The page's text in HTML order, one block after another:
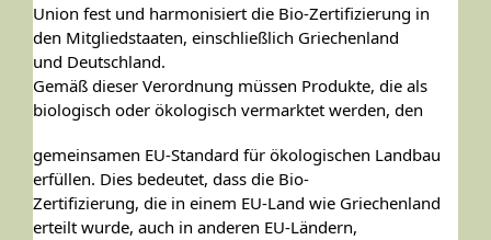
Union fest und harmonisiert die Bio-Zertifizierung in
den Mitgliedstaaten, einschließlich Griechenland
und Deutschland.
Gemäß dieser Verordnung müssen Produkte, die als
biologisch oder ökologisch vermarktet werden, den
gemeinsamen EU-Standard für ökologischen Landbau
erfüllen. Dies bedeutet, dass die Bio-
Zertifizierung, die in einem EU-Land wie Griechenland
erteilt wurde, auch in anderen EU-Ländern,